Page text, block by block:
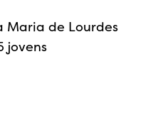
Maria de Lourdes
jovens